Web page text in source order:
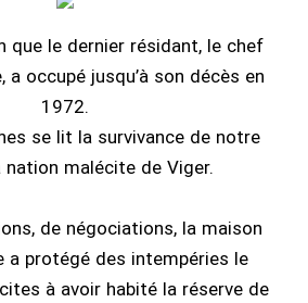
que le dernier résidant, le chef
a occupé jusqu’à son décès en
1972.
se lit la survivance de notre
nation malécite de Viger.
de négociations, la maison
a protégé des intempéries le
à avoir habité la réserve de